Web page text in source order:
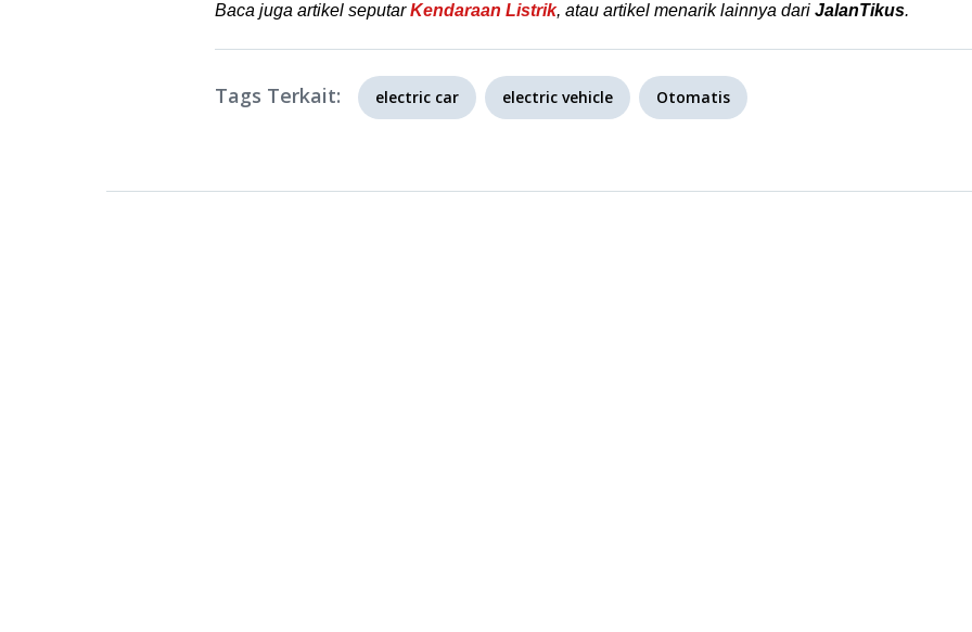
Baca juga artikel seputarKendaraan Listrik, atau artikel menarik lainnya dari JalanTikus.
Tags Terkait: electric car electric vehicle Otomatis